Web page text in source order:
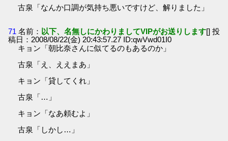
古泉「なんか口調が気持ち悪いですけど、解りました」
71 名前： 以下、名無しにかわりましてVIPがお送りします[] 投
稿日：2008/08/22(金) 20:43:57.27 ID:qwVwd01I0
キョン「朝比奈さんに似てるのもあるのか」
古泉「え、ええまあ」
キョン「貸してくれ」
古泉「…」
キョン「なあ頼むよ」
古泉「しかし…」